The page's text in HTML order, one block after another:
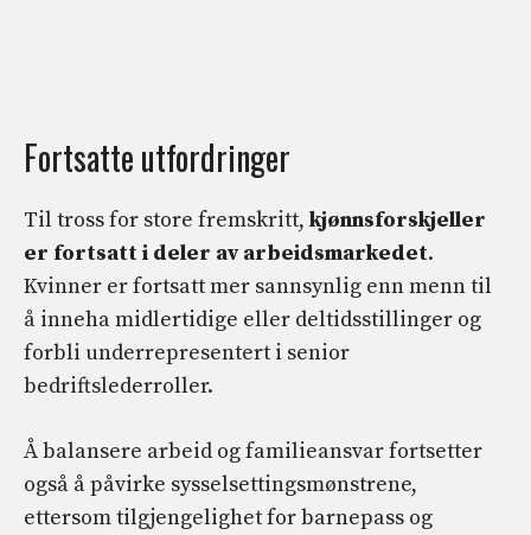
Fortsatte utfordringer
Til tross for store fremskritt, kjønnsforskjeller
er fortsatt i deler av arbeidsmarkedet.
Kvinner er fortsatt mer sannsynlig enn menn til
å inneha midlertidige eller deltidsstillinger og
forbli underrepresentert i senior
bedriftslederroller.
Å balansere arbeid og familieansvar fortsetter
også å påvirke sysselsettingsmønstrene,
ettersom tilgjengelighet for barnepass og